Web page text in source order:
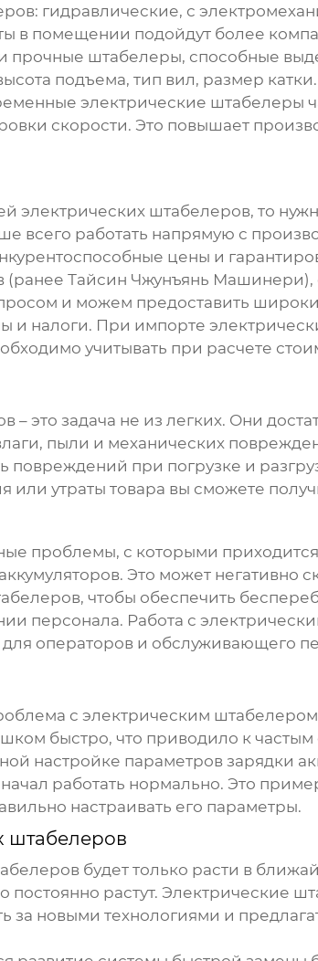
: гидравлические, с
в помещении подойдут более
штабелеры, способные
подъема, тип вил, размер катки.
электрические штабелеры
скорости. Это повышает
электрических штабелеров, то
всего работать напрямую с
цены и
Тайсин Чжунъянь Машинери),
и можем предоставить
и налоги. При импорте
учитывать при расчете
– это задача не из легких. Они
пыли и механических
повреждений при погрузке и
или утраты товара вы сможете
проблемы, с которыми
Это может негативно
чтобы обеспечить
персонала. Работа с
операторов и обслуживающего
с электрическим штабелером
быстро, что приводило к
настройке параметров зарядки
работать нормально. Это
настраивать его параметры.
штабелеров
будет только расти в
постоянно растут. Электрические
новыми технологиями и